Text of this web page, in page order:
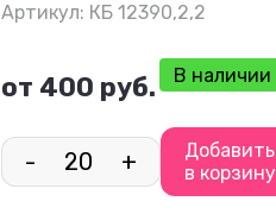
Артикул: КБ 12390,2,2
от 400 руб. В наличии
- +
Добавить
в корзину